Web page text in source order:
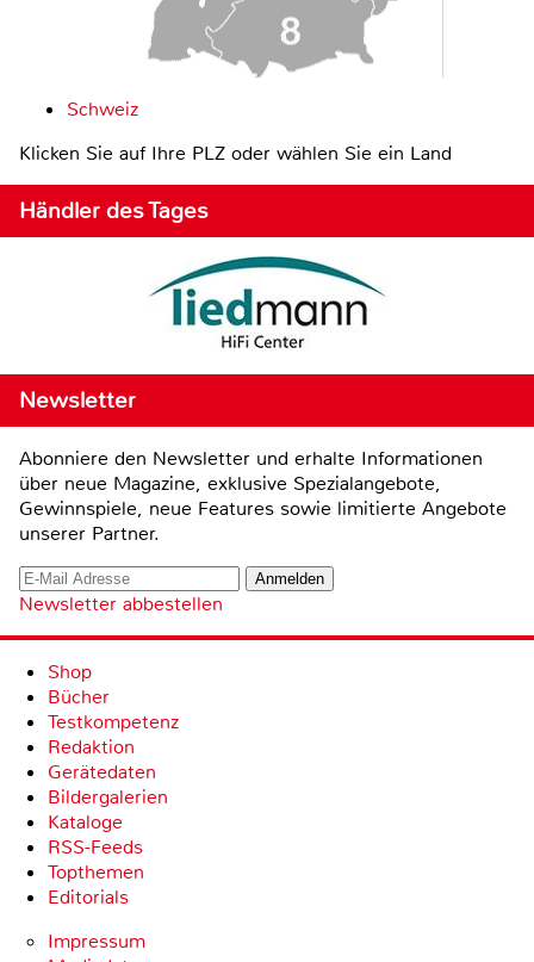
Schweiz
Klicken Sie auf Ihre PLZ oder wählen Sie ein Land
Händler des Tages
Newsletter
Abonniere den Newsletter und erhalte Informationen
über neue Magazine, exklusive Spezialangebote,
Gewinnspiele, neue Features sowie limitierte Angebote
unserer Partner.
Newsletter abbestellen
Shop
Bücher
Testkompetenz
Redaktion
Gerätedaten
Bildergalerien
Kataloge
RSS-Feeds
Topthemen
Editorials
Impressum